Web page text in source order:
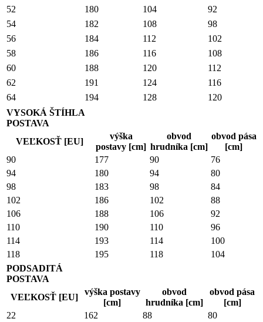
52
180 104
92
54
182 108
98
56
184 112
102
58
186 116
108
60
188 120
112
62
191 124
116
64
194 128
120
VYSOKÁ ŠTÍHLA
POSTAVA
VEĽKOSŤ [EU]
výška
postavy [cm]
obvod
hrudníka [cm]
obvod pása
[cm]
90
177 90
76
94
180 94
80
98
183 98
84
102
186 102
88
106
188 106
92
110
190 110
96
114
193 114
100
118
195 118
104
PODSADITÁ
POSTAVA
VEĽKOSŤ [EU]
výška postavy
[cm]
obvod
hrudníka [cm]
obvod pása
[cm]
22
162 88
80